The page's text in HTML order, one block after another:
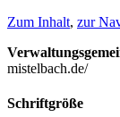
Zum Inhalt, zur
mistelbach.de/
Schriftgröße